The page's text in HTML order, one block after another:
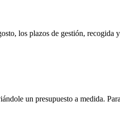
los plazos de gestión,
un presupuesto a medida.